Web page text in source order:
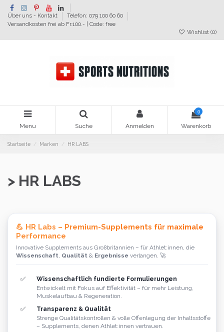
Über uns - Kontakt
Telefon: 079 100 60 60
Versandkosten frei ab Fr.100.- | Code: free
Wishlist (0)
Menu Suche Anmelden
0
Warenkorb
Startseite Marken HR LABS
> HR LABS
💪 HR Labs – Premium-Supplements für maximale
Performance
Innovative Supplements aus Großbritannien – für Athlet:innen, die
Wissenschaft, Qualität & Ergebnisse verlangen. 🚀
✅
Wissenschaftlich fundierte Formulierungen
Entwickelt mit Fokus auf Effektivität – für mehr Leistung,
Muskelaufbau & Regeneration.
✅
Transparenz & Qualität
Strenge Qualitätskontrollen & volle Offenlegung der Inhaltsstoffe
– Supplements, denen Athlet:innen vertrauen.